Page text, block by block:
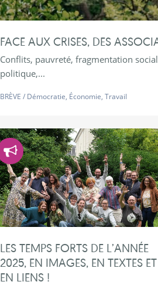
FACE AUX CRISES, DES
Conflits, pauvreté, fragmentation
politique,...
BRÈVE / Démocratie, Économie, Travail
Démocratie
LES TEMPS FORTS DE L’ANNÉE
2025, EN IMAGES, EN TEXTES ET
EN LIENS !